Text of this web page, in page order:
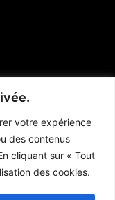
votre expérience
des contenus
cliquant sur « Tout
des cookies.